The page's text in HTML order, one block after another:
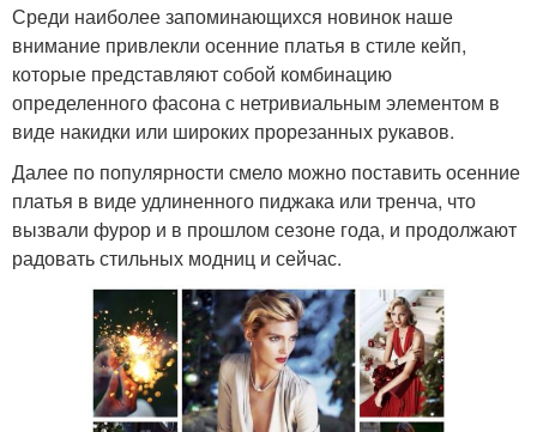
Среди наиболее запоминающихся новинок наше
внимание привлекли осенние платья в стиле кейп,
которые представляют собой комбинацию
определенного фасона с нетривиальным элементом в
виде накидки или широких прорезанных рукавов.
Далее по популярности смело можно поставить осенние
платья в виде удлиненного пиджака или тренча, что
вызвали фурор и в прошлом сезоне года, и продолжают
радовать стильных модниц и сейчас.